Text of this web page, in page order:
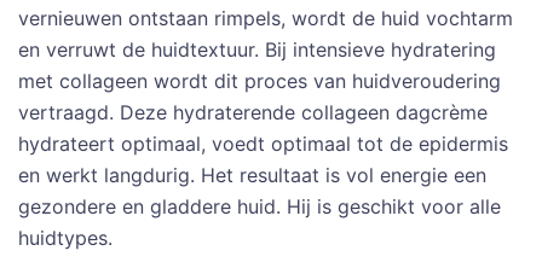
vernieuwen ontstaan rimpels, wordt de huid vochtarm
en verruwt de huidtextuur. Bij intensieve hydratering
met collageen wordt dit proces van huidveroudering
vertraagd. Deze hydraterende collageen dagcrème
hydrateert optimaal, voedt optimaal tot de epidermis
en werkt langdurig. Het resultaat is vol energie een
gezondere en gladdere huid. Hij is geschikt voor alle
huidtypes.